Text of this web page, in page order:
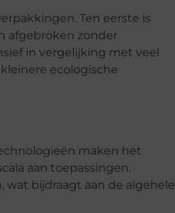
Ten eerste is
afgebroken zonder
in vergelijking met veel
ecologische
maken het
aan toepassingen.
bijdraagt aan de algehele